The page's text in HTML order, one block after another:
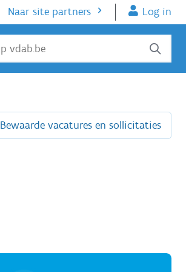
Naar site partners Log in
Bewaarde vacatures en sollicitaties